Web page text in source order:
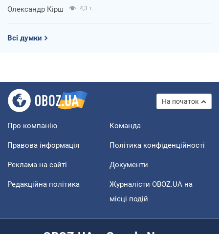
Олександр Кірш 4,3 т.
Всі думки
На початок
Про компанію Команда
Правова інформація Політика конфіденційності
Реклама на сайті Документи
Редакційна політика
Журналісти OBOZ.UA на
місці подій